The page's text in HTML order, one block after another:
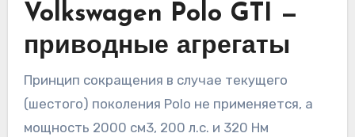
Volkswagen Polo GTI —
приводные агрегаты
Принцип сокращения в случае текущего
(шестого) поколения Polo не применяется, а
мощность 2000 см3, 200 л.с. и 320 Нм